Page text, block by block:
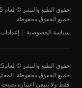
جميع الحقوق محفوظة
سياسة الخصوصية
جميع الحقوق محفوظة.
فقط ولا ينبغي اعتباره